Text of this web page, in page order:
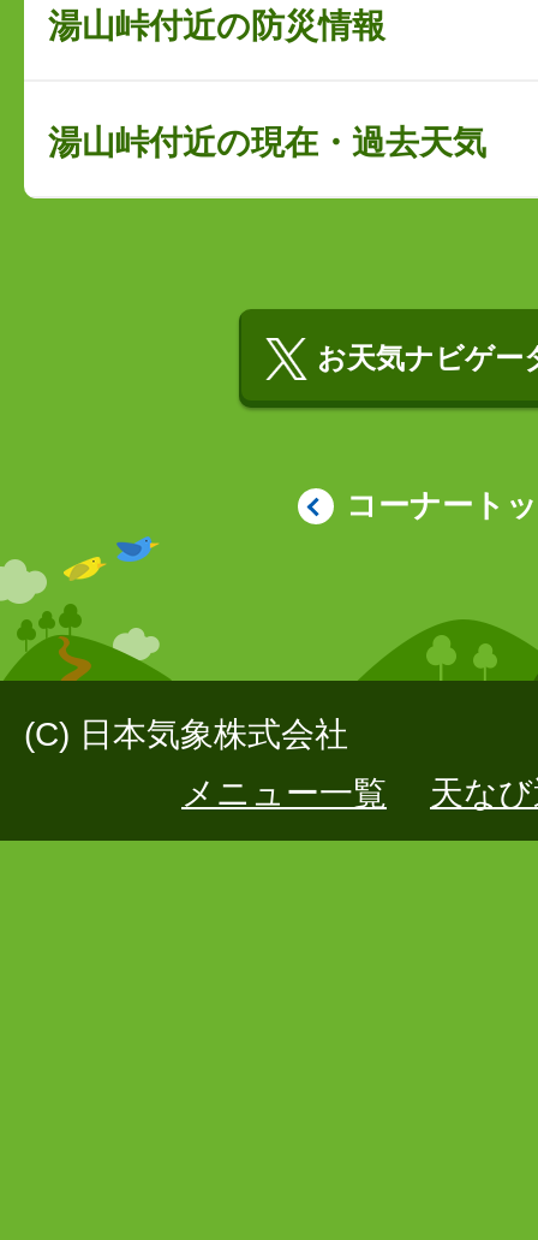
湯山峠付近の防災情報
湯山峠付近の現在・過去天気
お天気ナビゲー
コーナート
(C) 日本気象株式会社
メニュー一覧
天な